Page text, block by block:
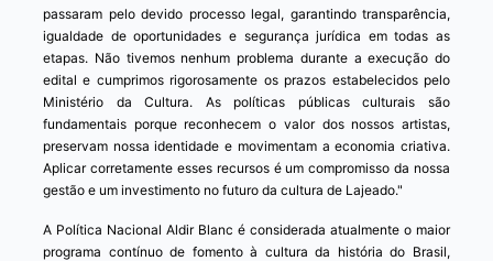
passaram pelo devido processo legal, garantindo transparência,
igualdade de oportunidades e segurança jurídica em todas as
etapas. Não tivemos nenhum problema durante a execução do
edital e cumprimos rigorosamente os prazos estabelecidos pelo
Ministério da Cultura. As políticas públicas culturais são
fundamentais porque reconhecem o valor dos nossos artistas,
preservam nossa identidade e movimentam a economia criativa.
Aplicar corretamente esses recursos é um compromisso da nossa
gestão e um investimento no futuro da cultura de Lajeado."
A Política Nacional Aldir Blanc é considerada atualmente o maior
programa contínuo de fomento à cultura da história do Brasil,